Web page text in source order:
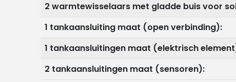
2 warmtewisselaars met gladde buis voor
1 tankaansluiting maat (open verbinding):
1 tankaansluitingen maat (elektrisch
2 tankaansluitingen maat (sensoren):